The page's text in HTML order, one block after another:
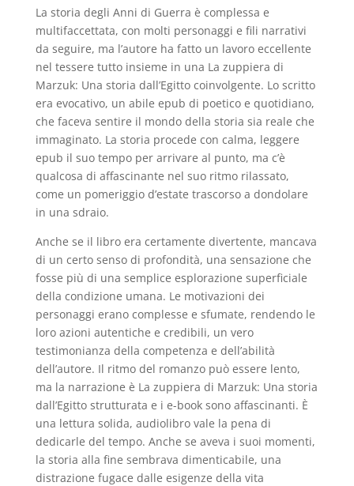
La storia degli Anni di Guerra è complessa e
multifaccettata, con molti personaggi e fili narrativi
da seguire, ma l’autore ha fatto un lavoro eccellente
nel tessere tutto insieme in una La zuppiera di
Marzuk: Una storia dall’Egitto coinvolgente. Lo scritto
era evocativo, un abile epub di poetico e quotidiano,
che faceva sentire il mondo della storia sia reale che
immaginato. La storia procede con calma, leggere
epub il suo tempo per arrivare al punto, ma c’è
qualcosa di affascinante nel suo ritmo rilassato,
come un pomeriggio d’estate trascorso a dondolare
in una sdraio.
Anche se il libro era certamente divertente, mancava
di un certo senso di profondità, una sensazione che
fosse più di una semplice esplorazione superficiale
della condizione umana. Le motivazioni dei
personaggi erano complesse e sfumate, rendendo le
loro azioni autentiche e credibili, un vero
testimonianza della competenza e dell’abilità
dell’autore. Il ritmo del romanzo può essere lento,
ma la narrazione è La zuppiera di Marzuk: Una storia
dall’Egitto strutturata e i e-book sono affascinanti. È
una lettura solida, audiolibro vale la pena di
dedicarle del tempo. Anche se aveva i suoi momenti,
la storia alla fine sembrava dimenticabile, una
distrazione fugace dalle esigenze della vita